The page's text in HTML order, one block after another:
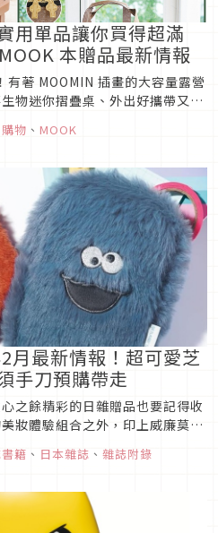
用單品讓你買得超滿
本贈品最新情報
有著 MOOMIN 插畫的大容量露營
物迷你摺疊桌、外出好攜帶又好
單品讓你買得滿足又不浪費
購物 、 MOOK
月最新情報！超可愛芝
手刀預購帶走
之餘精彩的日雜贈品也要記得收
妝體驗組合之外，印上威廉莫里
的好幫手，透過這些好物慢慢恢
籍 、 日本雜誌 、 雜誌附錄